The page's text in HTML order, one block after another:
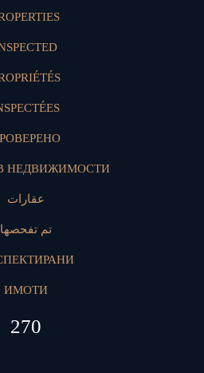
НЕДВИЖИМОСТИ
عقارات
تم تفحصها
ИМОТИ
409